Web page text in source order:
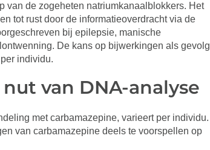
van de zogeheten natriumkanaalblokkers. Het
tot rust door de informatieoverdracht via de
bij epilepsie, manische
De kans op bijwerkingen als gevolg
individu.
van DNA-analyse
met carbamazepine, varieert per individu.
van carbamazepine deels te voorspellen op